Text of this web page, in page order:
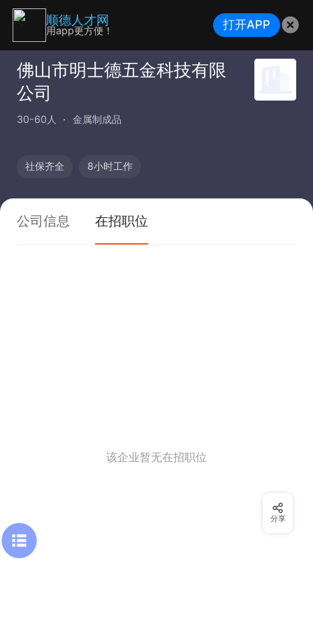
佛山市明士德五金科技有限
公司
30-60人 金属制成品
社保齐全 8小时工作
公司信息 在招职位
该企业暂无在招职位
分享
顺德人才网
用app更方便！ 打开APP